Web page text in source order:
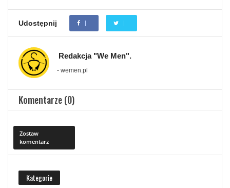
Udostępnij
Redakcja "We Men".
- wemen.pl
Komentarze (0)
Zostaw
komentarz
Kategorie